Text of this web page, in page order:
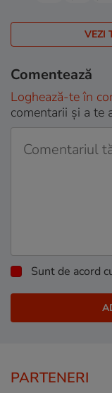
VEZI
Comentează
Loghează-te în
comentarii și a te
Sunt de acord
PARTENERI